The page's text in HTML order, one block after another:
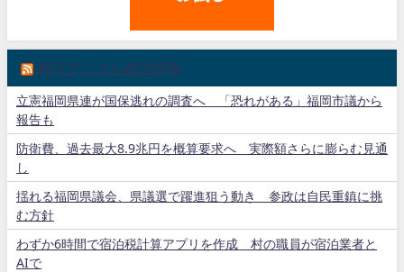
朝日デジタル政治情報
立憲福岡県連が国保逃れの調査へ 「恐れがある」福岡市議から
報告も
防衛費、過去最大8.9兆円を概算要求へ 実際額さらに膨らむ見通
し
揺れる福岡県議会、県議選で躍進狙う動き 参政は自民重鎮に挑
む方針
わずか6時間で宿泊税計算アプリを作成 村の職員が宿泊業者と
AIで